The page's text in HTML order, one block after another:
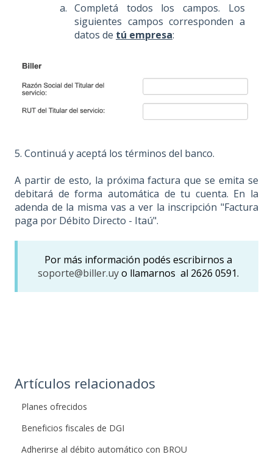
Completá todos los campos. Los
siguientes campos corresponden a
datos de tú empresa:
5. Continuá y aceptá los términos del banco.
A partir de esto, la próxima factura que se emita se
debitará de forma automática de tu cuenta. En la
adenda de la misma vas a ver la inscripción "Factura
paga por Débito Directo - Itaú".
Por más información podés escribirnos a
soporte@biller.uyo llamarnos al 2626 0591.
Artículos relacionados
Planes ofrecidos
Beneficios fiscales de DGI
Adherirse al débito automático con BROU